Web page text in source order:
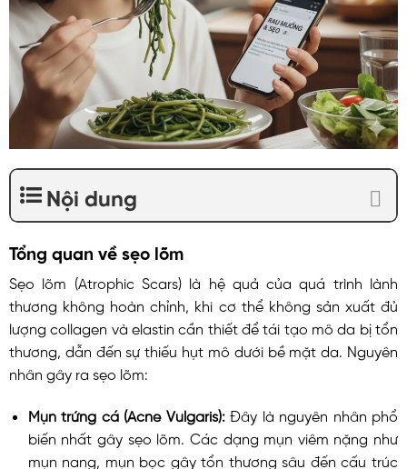
Nội dung
Tổng quan về sẹo lõm
Sẹo lõm (Atrophic Scars) là hệ quả của quá trình lành
thương không hoàn chỉnh, khi cơ thể không sản xuất đủ
lượng collagen và elastin cần thiết để tái tạo mô da bị tổn
thương, dẫn đến sự thiếu hụt mô dưới bề mặt da. Nguyên
nhân gây ra sẹo lõm:
Mụn trứng cá (Acne Vulgaris):Đây là nguyên nhân phổ
biến nhất gây sẹo lõm. Các dạng mụn viêm nặng như
mụn nang, mụn bọc gây tổn thương sâu đến cấu trúc